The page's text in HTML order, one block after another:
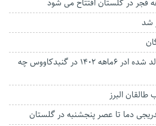
شد
بیشترین نام های کودکان متولد شده ادر 6ماهه 1402 در گنبدکاووس چه
البرز
دما تا عصر پنجشنبه در گلستان